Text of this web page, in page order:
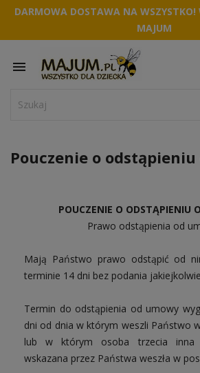
DARMOWA DOSTAWA NA WSZYSTKO!
MAJUM

Pouczenie o
POUCZENIE O ODSTĄPIENIU
Prawo odstąpienia od
Mają Państwo prawo odstąpić od
terminie 14 dni bez podania
Termin do odstąpienia od umowy
dni od dnia w którym weszli Państwo
lub w którym osoba trzecia inna
wskazana przez Państwa weszła w